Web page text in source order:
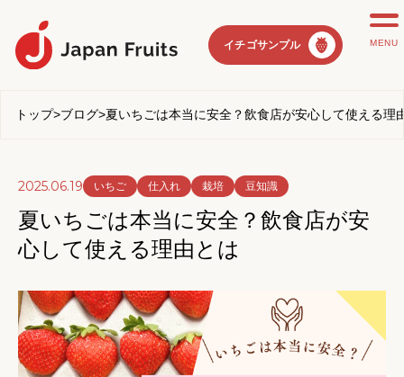
イチゴサンプル MENU
トップ>ブログ>夏いちごは本当に安全？飲食店が安心して使える理
2025.06.19 いちご 仕入れ 栽培 豆知識
夏いちごは本当に安全？飲食店が安
心して使える理由とは